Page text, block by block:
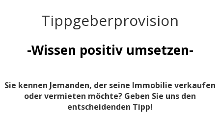
Tippgeberprovision
-Wissen positiv umsetzen-
Sie kennen Jemanden, der seine Immobilie verkaufen
oder vermieten möchte? Geben Sie uns den
entscheidenden Tipp!